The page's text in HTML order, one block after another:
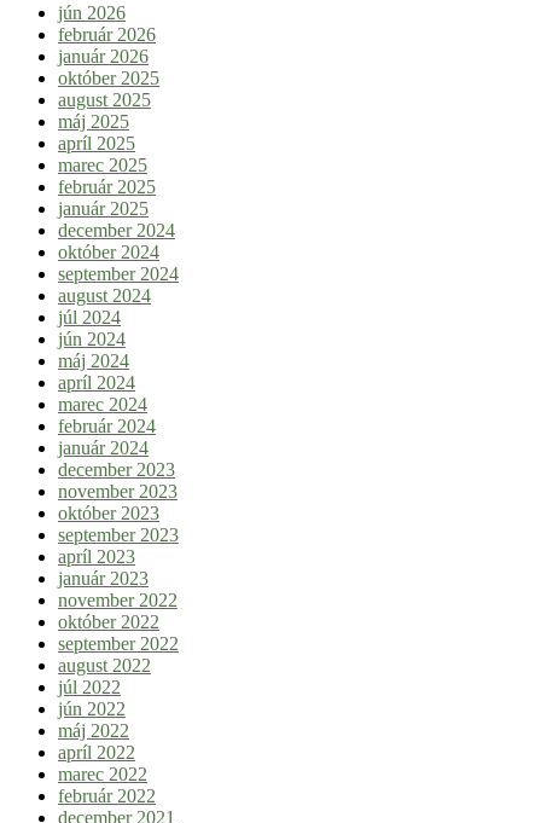
jún 2026
február 2026
január 2026
október 2025
august 2025
máj 2025
apríl 2025
marec 2025
február 2025
január 2025
december 2024
október 2024
september 2024
august 2024
júl 2024
jún 2024
máj 2024
apríl 2024
marec 2024
február 2024
január 2024
december 2023
november 2023
október 2023
september 2023
apríl 2023
január 2023
november 2022
október 2022
september 2022
august 2022
júl 2022
jún 2022
máj 2022
apríl 2022
marec 2022
február 2022
december 2021